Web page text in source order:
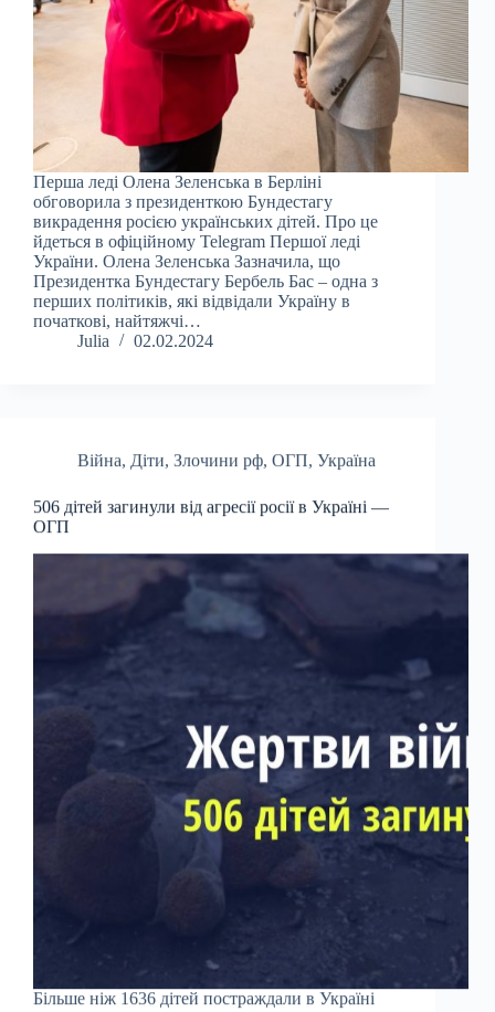
Перша леді Олена Зеленська в Берліні
обговорила з президенткою Бундестагу
викрадення росією українських дітей. Про це
йдеться в офіційному Telegram Першої леді
України. Олена Зеленська Зазначила, що
Президентка Бундестагу Бербель Бас – одна з
перших політиків, які відвідали Україну в
початкові, найтяжчі…
Julia
02.02.2024
Війна, Діти, Злочини рф, ОГП, Україна
506 дітей загинули від агресії росії в Україні —
ОГП
Більше ніж 1636 дітей постраждали в Україні